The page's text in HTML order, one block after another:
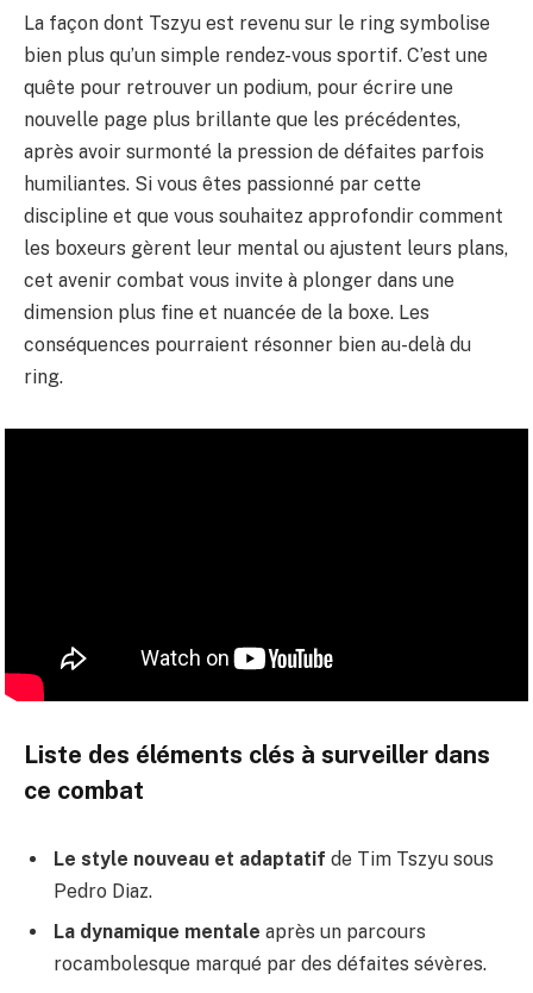
La façon dont Tszyu est revenu sur le ring symbolise
bien plus qu’un simple rendez-vous sportif. C’est une
quête pour retrouver un podium, pour écrire une
nouvelle page plus brillante que les précédentes,
après avoir surmonté la pression de défaites parfois
humiliantes. Si vous êtes passionné par cette
discipline et que vous souhaitez approfondir comment
les boxeurs gèrent leur mental ou ajustent leurs plans,
cet avenir combat vous invite à plonger dans une
dimension plus fine et nuancée de la boxe. Les
conséquences pourraient résonner bien au-delà du
ring.
Liste des éléments clés à surveiller dans
ce combat
Le style nouveau et adaptatif de Tim Tszyu sous
Pedro Diaz.
La dynamique mentale après un parcours
rocambolesque marqué par des défaites sévères.